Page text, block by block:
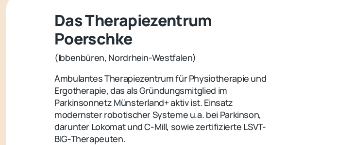
Das Therapiezentrum
Poerschke
(Ibbenbüren, Nordrhein-Westfalen)
Ambulantes Therapiezentrum für Physiotherapie und
Ergotherapie, das als Gründungsmitglied im
Parkinsonnetz Münsterland+ aktiv ist. Einsatz
modernster robotischer Systeme u.a. bei Parkinson,
darunter Lokomat und C-Mill, sowie zertifizierte LSVT-
BIG-Therapeuten.